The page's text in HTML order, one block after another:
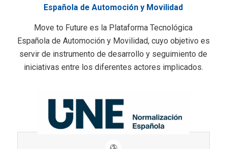
Española de Automoción y Movilidad
Move to Future es la Plataforma Tecnológica
Española de Automoción y Movilidad, cuyo objetivo es
servir de instrumento de desarrollo y seguimiento de
iniciativas entre los diferentes actores implicados.